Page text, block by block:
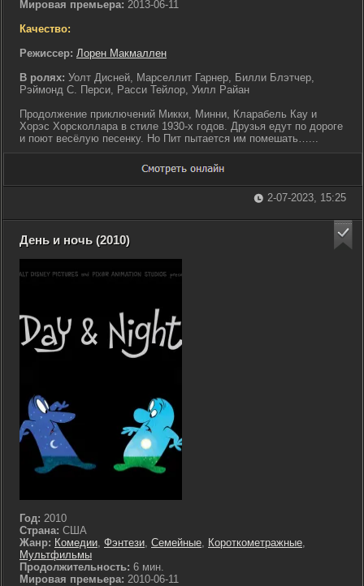
Мировая премьера: 2013-06-11
Качество:
Режиссер: Лорен Макмаллен
В ролях: Уолт Дисней, Марселлит Гарнер, Билли Блэтчер,
Рэймонд С. Перси, Расси Тейлор, Уилл Райан
Продолжение приключений Микки, Минни, Кларабель Кау и
Хорэс Хорсколлара в стиле 1930-х годов. Друзья едут по дороге
и поют весёлую песенку. Но Пит пытается им помешать…...
2-07-2023, 15:25
День и ночь (2010)
Год: 2010
Страна: США
Жанр: Комедии, Фэнтези, Семейные, Короткометражные,
Мультфильмы
Продолжительность: 6 мин.
Мировая премьера: 2010-06-11